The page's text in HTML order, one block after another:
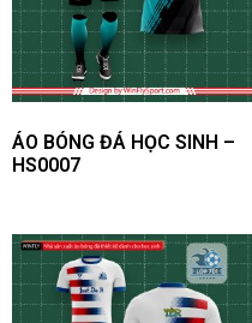
ÁO BÓNG ĐÁ HỌC SINH –
HS0007